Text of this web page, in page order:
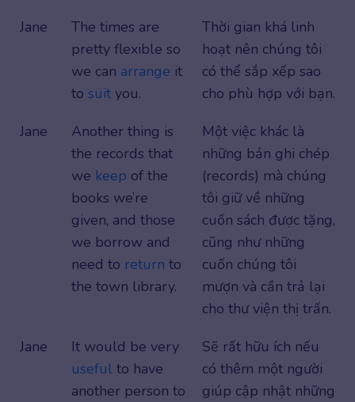
Jane
The times are
pretty flexible so
we can arrange it
to suit you.
Thời gian khá linh
hoạt nên chúng tôi
có thể sắp xếp sao
cho phù hợp với bạn.
Jane
Another thing is
the records that
we keep of the
books we’re
given, and those
we borrow and
need to return to
the town library.
Một việc khác là
những bản ghi chép
(records) mà chúng
tôi giữ về những
cuốn sách được tặng,
cũng như những
cuốn chúng tôi
mượn và cần trả lại
cho thư viện thị trấn.
Jane
It would be very
useful to have
another person to
Sẽ rất hữu ích nếu
có thêm một người
giúp cập nhật những